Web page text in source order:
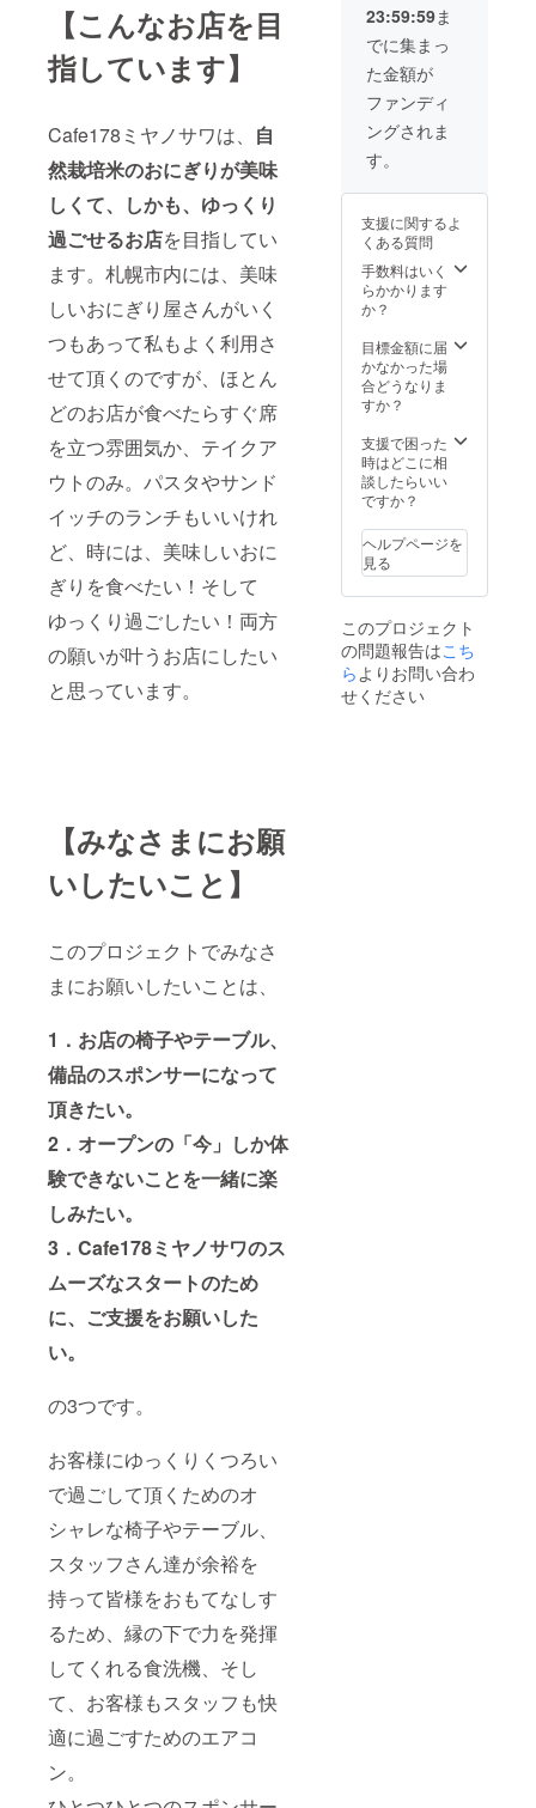
【こんなお店を目
指しています】
Cafe178ミヤノサワは、 自
然栽培米のおにぎりが美味
しくて、しかも、ゆっくり
過ごせるお店を目指してい
ます。札幌市内には、美味
しいおにぎり屋さんがいく
つもあって私もよく利用さ
せて頂くのですが、ほとん
どのお店が食べたらすぐ席
を立つ雰囲気か、テイクア
ウトのみ。パスタやサンド
イッチのランチもいいけれ
ど、時には、美味しいおに
ぎりを食べたい！そして
ゆっくり過ごしたい！両方
の願いが叶うお店にしたい
と思っています。
【みなさまにお願
いしたいこと】
このプロジェクトでみなさ
まにお願いしたいことは、
1．お店の椅子やテーブル、
備品のスポンサーになって
頂きたい。
2．オープンの「今」しか体
験できないことを一緒に楽
しみたい。
3．Cafe178ミヤノサワのス
ムーズなスタートのため
に、ご支援をお願いした
い。
の3つです。
お客様にゆっくりくつろい
で過ごして頂くためのオ
シャレな椅子やテーブル、
スタッフさん達が余裕を
持って皆様をおもてなしす
るため、縁の下で力を発揮
してくれる食洗機、そし
て、お客様もスタッフも快
適に過ごすためのエアコ
ン。
や、更に美味し
いおにぎりメ
ニューへのブ
ラッシュアップ
など、スタッフ
に余裕があるこ
とで生まれる良
い循環のため、
どうぞお力を貸
してください。
メールにて、購
入する食洗機の
ご案内をさせて
頂きますと共
に、スウィーツ
セットチケット
ト2人分・有効期
限2022年3月末
日）付きのお礼
状をお届け致し
レオープンの日
時をお知らせ致
しますので、一
足早く
ノサワ】へいら
してください
ね。
23:59:59ま
でに集まっ
た金額が
ファンディ
ングされま
す。
支援に関するよ
くある質問
手数料はいく
らかかります
か？
目標金額に届
かなかった場
合どうなりま
すか？
支援で困った
時はどこに相
談したらいい
ですか？
ヘルプページを
見る
このプロジェクト
の問題報告はこち
ら よりお問い合わ
せください